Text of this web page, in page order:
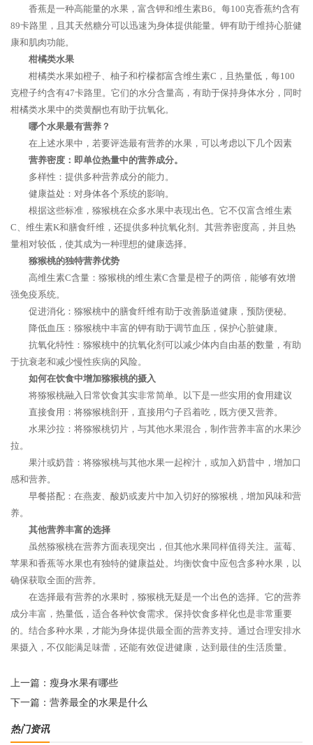
香蕉是一种高能量的水果，富含钾和维生素B6。每100克香蕉约含有
89卡路里，且其天然糖分可以迅速为身体提供能量。钾有助于维持心脏健
康和肌肉功能。
柑橘类水果
柑橘类水果如橙子、柚子和柠檬都富含维生素C，且热量低，每100
克橙子约含有47卡路里。它们的水分含量高，有助于保持身体水分，同时
柑橘类水果中的类黄酮也有助于抗氧化。
哪个水果最有营养？
在上述水果中，若要评选最有营养的水果，可以考虑以下几个因素
营养密度：即单位热量中的营养成分。
多样性：提供多种营养成分的能力。
健康益处：对身体各个系统的影响。
根据这些标准，猕猴桃在众多水果中表现出色。它不仅富含维生素
C、维生素K和膳食纤维，还提供多种抗氧化剂。其营养密度高，并且热
量相对较低，使其成为一种理想的健康选择。
猕猴桃的独特营养优势
高维生素C含量：猕猴桃的维生素C含量是橙子的两倍，能够有效增
强免疫系统。
促进消化：猕猴桃中的膳食纤维有助于改善肠道健康，预防便秘。
降低血压：猕猴桃中丰富的钾有助于调节血压，保护心脏健康。
抗氧化特性：猕猴桃中的抗氧化剂可以减少体内自由基的数量，有助
于抗衰老和减少慢性疾病的风险。
如何在饮食中增加猕猴桃的摄入
将猕猴桃融入日常饮食其实非常简单。以下是一些实用的食用建议
直接食用：将猕猴桃剖开，直接用勺子舀着吃，既方便又营养。
水果沙拉：将猕猴桃切片，与其他水果混合，制作营养丰富的水果沙
拉。
果汁或奶昔：将猕猴桃与其他水果一起榨汁，或加入奶昔中，增加口
感和营养。
早餐搭配：在燕麦、酸奶或麦片中加入切好的猕猴桃，增加风味和营
养。
其他营养丰富的选择
虽然猕猴桃在营养方面表现突出，但其他水果同样值得关注。蓝莓、
苹果和香蕉等水果也有独特的健康益处。均衡饮食中应包含多种水果，以
确保获取全面的营养。
在选择最有营养的水果时，猕猴桃无疑是一个出色的选择。它的营养
成分丰富，热量低，适合各种饮食需求。保持饮食多样化也是非常重要
的。结合多种水果，才能为身体提供最全面的营养支持。通过合理安排水
果摄入，不仅能满足味蕾，还能有效促进健康，达到最佳的生活质量。
上一篇： 瘦身水果有哪些
下一篇： 营养最全的水果是什么
热门资讯